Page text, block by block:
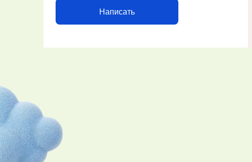
Написать